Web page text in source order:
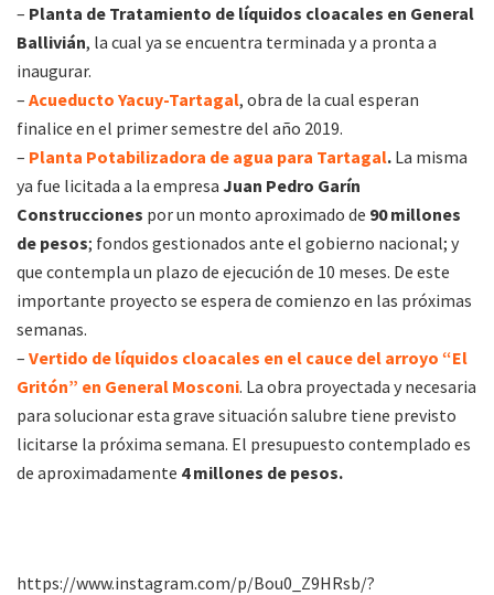
– Planta de Tratamiento de líquidos cloacales en General
Ballivián, la cual ya se encuentra terminada y a pronta a
inaugurar.
– Acueducto Yacuy-Tartagal, obra de la cual esperan
finalice en el primer semestre del año 2019.
– Planta Potabilizadora de agua para Tartagal. La misma
ya fue licitada a la empresa Juan Pedro Garín
Construcciones por un monto aproximado de 90 millones
de pesos; fondos gestionados ante el gobierno nacional; y
que contempla un plazo de ejecución de 10 meses. De este
importante proyecto se espera de comienzo en las próximas
semanas.
– Vertido de líquidos cloacales en el cauce del arroyo “El
Gritón” en General Mosconi. La obra proyectada y necesaria
para solucionar esta grave situación salubre tiene previsto
licitarse la próxima semana. El presupuesto contemplado es
de aproximadamente 4 millones de pesos.
https://www.instagram.com/p/Bou0_Z9HRsb/?